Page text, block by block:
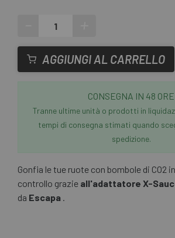
AGGIUNGI AL CARRELLO
CONSEGNA IN 48 ORE
Tranne ultime unità o prodotti in
tempi di consegna stimati quando
spedizione.
Gonfia le tue ruote con bombole di CO2
controllo grazie all'adattatore X-
da Escapa .